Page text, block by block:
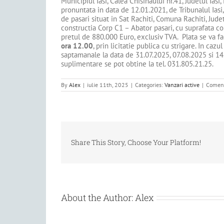
pronuntata in data de 12.01.2021, de Tribunalul
de pasari situat in Sat Rachiti, Comuna Rachiti,
constructia Corp C1 – Abator pasari, cu suprafata
pretul de 880.000 Euro, exclusiv TVA. Plata se va
ora 12.00, prin licitatie publica cu strigare. In
saptamanale la data de 31.07.2025, 07.08.2025 si
suplimentare se pot obtine la tel. 031.805.21.25.
By Alex | iulie 11th, 2025 | Categories: Vanzari active |
Share This Story, Choose Your Platform!
About the Author:Alex